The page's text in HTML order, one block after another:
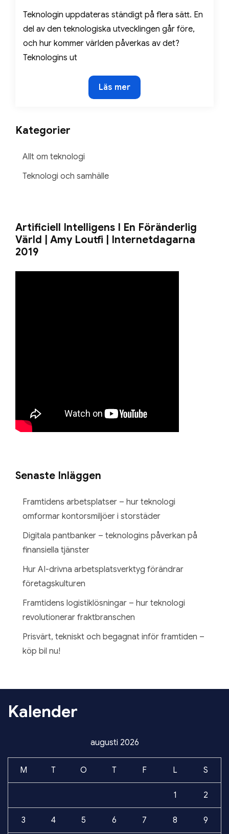
Teknologin uppdateras ständigt på flera sätt. En
del av den teknologiska utvecklingen går före,
och hur kommer världen påverkas av det?
Teknologins ut
Hur
utformas
Läs mer
Kategorier
Allt om teknologi
Teknologi och samhälle
Artificiell Intelligens I En Föränderlig
Värld | Amy Loutfi | Internetdagarna
2019
Senaste Inläggen
Framtidens arbetsplatser – hur teknologi
omformar kontorsmiljöer i storstäder
Digitala pantbanker – teknologins påverkan på
finansiella tjänster
Hur AI-drivna arbetsplatsverktyg förändrar
företagskulturen
Framtidens logistiklösningar – hur teknologi
revolutionerar fraktbranschen
Prisvärt, tekniskt och begagnat inför framtiden –
köp bil nu!
Kalender
augusti 2026
M T O T F L S
1 2
3 4 5 6 7 8 9